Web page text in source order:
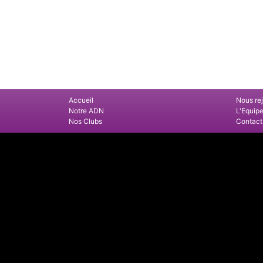
Accueil
Notre ADN
Nos Clubs
Nous
L'Equipe